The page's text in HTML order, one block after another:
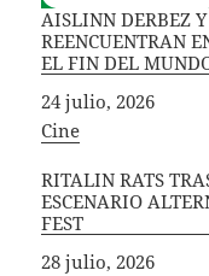
AISLINN DERBEZ
REENCUENTRAN
EL FIN DEL
Fecha
24 julio, 2026
In relation to
Cine
RITALIN RATS
ESCENARIO
FEST
Fecha
28 julio, 2026